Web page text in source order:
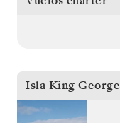
Isla King George